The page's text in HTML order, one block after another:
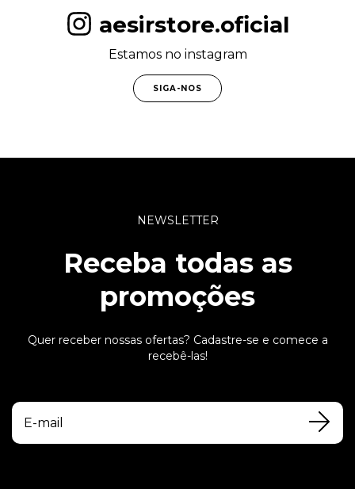
aesirstore.oficial
Estamos no instagram
SIGA-NOS
NEWSLETTER
Receba todas as
promoções
Quer receber nossas ofertas? Cadastre-se e comece a
recebê-las!